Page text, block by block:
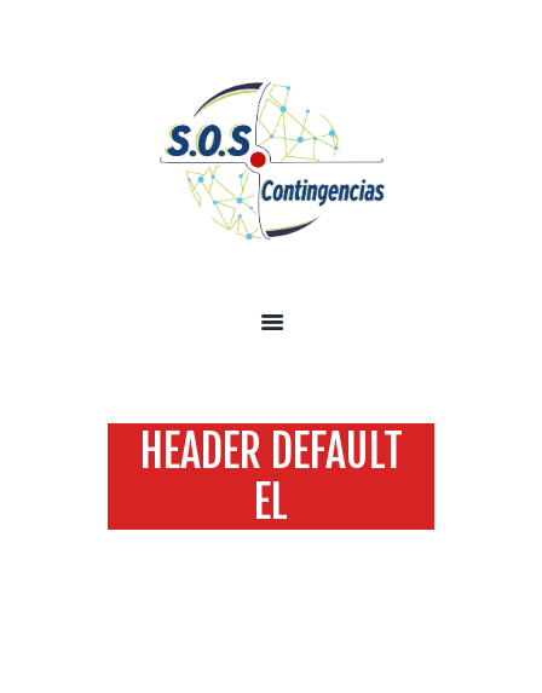
HEADER DEFAULT
EL
INICIO
SOBRE NOSOTROS
SERVICIOS
TECNOLOGÍA SEGURIDAD